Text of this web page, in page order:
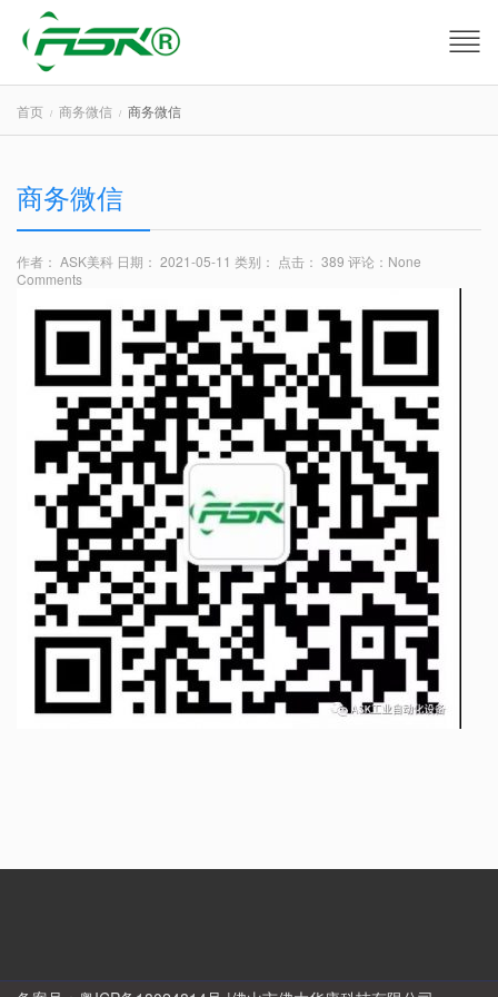
首页 商务微信 商务微信
商务微信
作者： ASK美科 日期： 2021-05-11 类别： 点击： 389 评论： None
Comments